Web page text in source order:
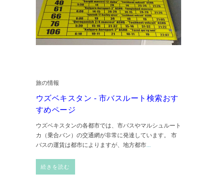
旅の情報
ウズベキスタン - 市バスルート検索おす
すめページ
ウズベキスタンの各都市では、市バスやマルシュルート
カ（乗合バン）の交通網が非常に発達しています。 市
バスの運賃は都市によりますが、地方都市...
続きを読む